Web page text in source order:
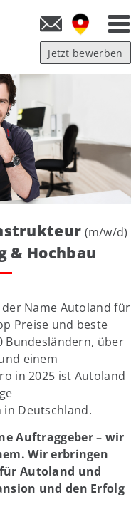
Jetzt bewerben
(m/w/d)
& Hochbau
Name Autoland für
Preise und beste
Bundesländern, über
einem
in 2025 ist Autoland
Deutschland.
Auftraggeber – wir
Wir erbringen
Autoland und
und den Erfolg